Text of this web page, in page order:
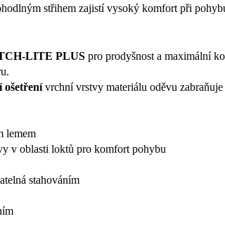
střihem zajistí vysoký komfort při
LITE PLUS pro prodyšnost a maximální
ošetřenívrchní vrstvy materiálu oděvu
lemem
v oblasti loktů pro komfort pohybu
stahováním